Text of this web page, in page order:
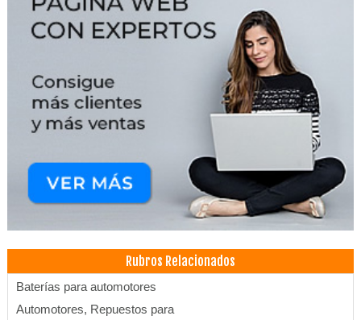
Rubros Relacionados
Baterías para automotores
Automotores, Repuestos para